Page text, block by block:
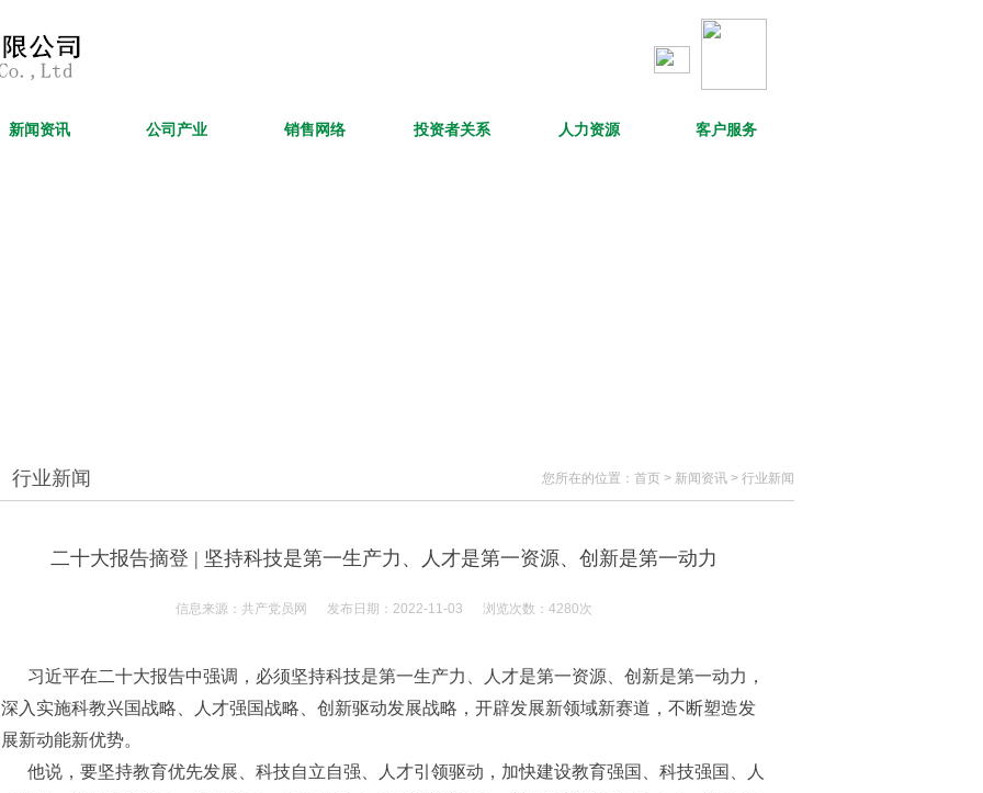
新闻资讯 公司产业 销售网络 投资者关系 人力资源 客户服务
行业新闻 您所在的位置： 首页 > 新闻资讯 > 行业新闻
二十大报告摘登 | 坚持科技是第一生产力、人才是第一资源、创新是第一动力
信息来源：共产党员网 发布日期：2022-11-03 浏览次数：4280次
习近平在二十大报告中强调，必须坚持科技是第一生产力、人才是第一资源、创新是第一动力，
深入实施科教兴国战略、人才强国战略、创新驱动发展战略，开辟发展新领域新赛道，不断塑造发
展新动能新优势。
他说，要坚持教育优先发展、科技自立自强、人才引领驱动，加快建设教育强国、科技强国、人